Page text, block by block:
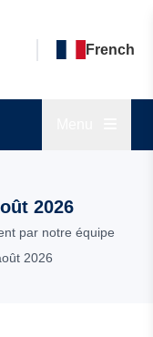
French
2026
par notre équipe
2026